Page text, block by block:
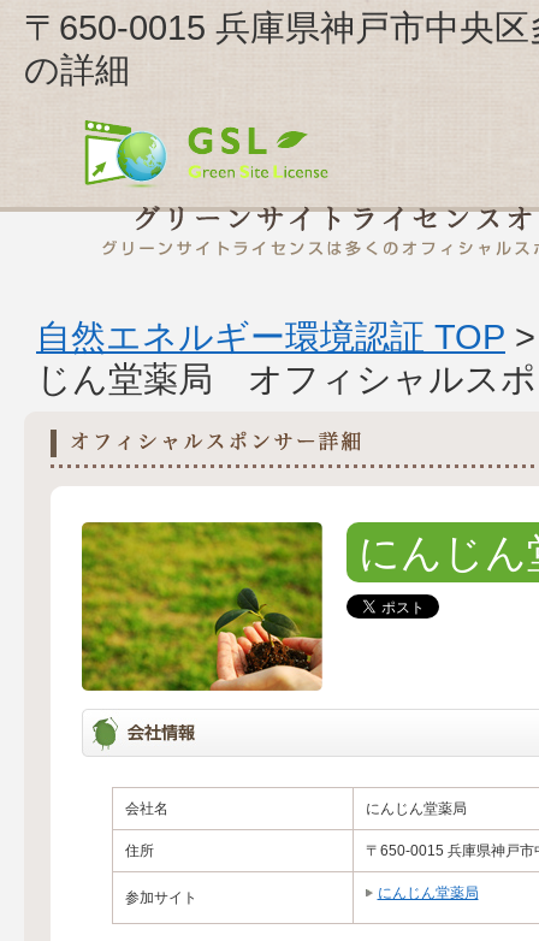
〒650-0015 兵庫県神戸市中央
の詳細
自然エネルギー環境認証 TOP
じん堂薬局 オフィシャルス
にんじん
会社名 にんじん堂薬局
住所 〒650-0015 兵庫県神戸
参加サイト にんじん堂薬局